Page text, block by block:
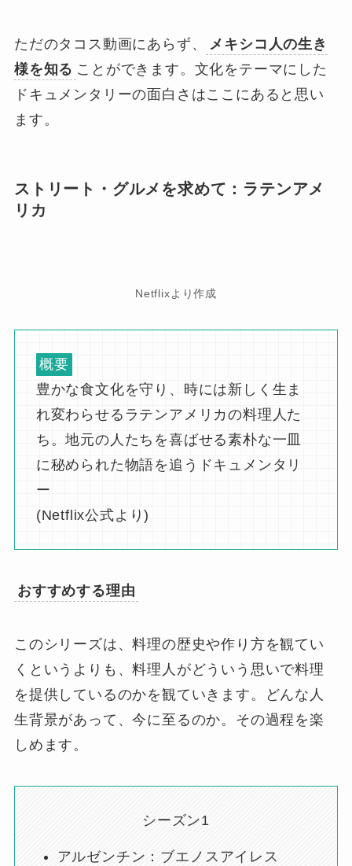
ただのタコス動画にあらず、
メキシコ人の生き
様を知る ことができます。文化をテーマにした
ドキュメンタリーの面白さはここにあると思い
ます。
ストリート・グルメを求めて：ラテンアメ
リカ
Netflixより作成
概要
豊かな食文化を守り、時には新しく生ま
れ変わらせるラテンアメリカの料理人た
ち。地元の人たちを喜ばせる素朴な一皿
に秘められた物語を追うドキュメンタリ
ー
(Netflix公式より)
おすすめする理由
このシリーズは、料理の歴史や作り方を観てい
くというよりも、料理人がどういう思いで料理
を提供しているのかを観ていきます。どんな人
生背景があって、今に至るのか。その過程を楽
しめます。
シーズン1
アルゼンチン：ブエノスアイレス